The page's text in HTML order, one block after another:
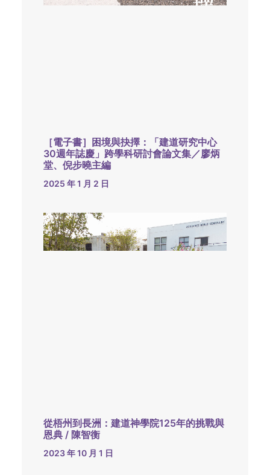
［電子書］困境與抉擇：「建道研究中心
30週年誌慶」跨學科研討會論文集／廖炳
堂、倪步曉主編
2025 年 1 月 2 日
從梧州到長洲：建道神學院125年的挑戰與
恩典 / 陳智衡
2023 年 10 月 1 日